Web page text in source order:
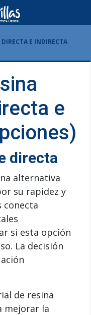
E INDIRECTA
e
directa
alternativa
su rapidez y
conecta
si esta opción
La decisión
de resina
mejorar la